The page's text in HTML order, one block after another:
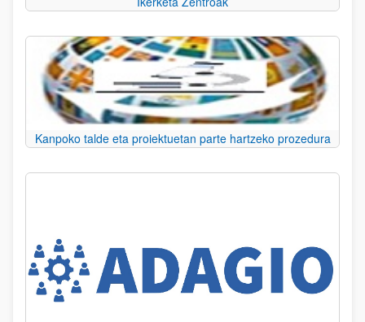
Kanpoko talde eta proiektuetan parte hartzeko prozedura